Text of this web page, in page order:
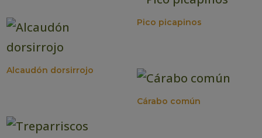
Alcaudón dorsirrojo
Pico picapinos
Cárabo común